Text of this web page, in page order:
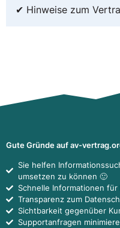
✔ Hinweise zum
Gute Gründe auf av-
Sie helfen
umsetzen zu können 🙂
Schnelle Informationen
Transparenz zum
Sichtbarkeit gegenüber
Supportanfragen